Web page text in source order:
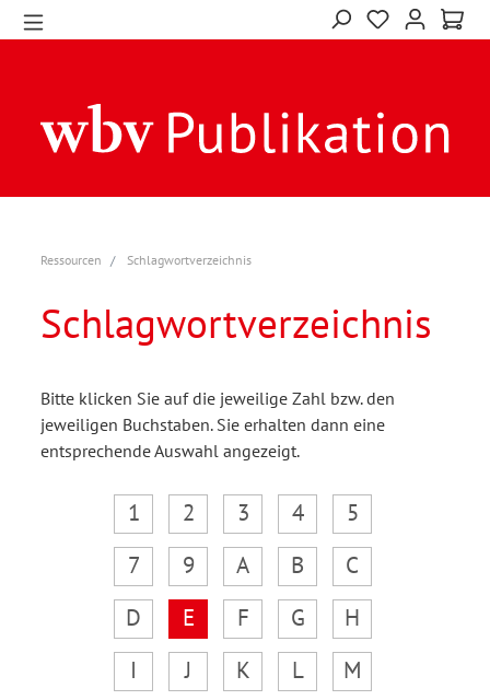
Ressourcen Schlagwortverzeichnis
Schlagwortverzeichnis
Bitte klicken Sie auf die jeweilige Zahl bzw. den
jeweiligen Buchstaben. Sie erhalten dann eine
entsprechende Auswahl angezeigt.
1 2 3 4
5
7
9 A B
C
D
E F G
H
I
J K L
M